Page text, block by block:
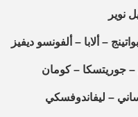
نوير
– ألابا – ألفونسو ديفيز
جوريتسكا – كومان
– ليفاندوفسكي